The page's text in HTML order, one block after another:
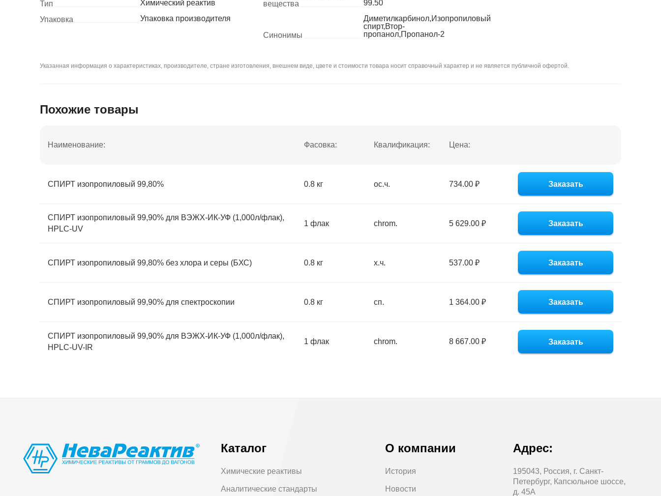
Тип
Химический реактив
Упаковка
Упаковка производителя
вещества
99.50
Синонимы
Диметилкарбинол,Изопропиловый
спирт,Втор-
пропанол,Пропанол-2
Указанная информация о характеристиках, производителе, стране изготовления, внешнем виде, цвете и стоимости товара носит справочный характер и не является публичной офертой.
Похожие товары
Наименование: Фасовка: Квалификация: Цена:
СПИРТ изопропиловый 99,80% 0.8 кг ос.ч. 734.00 ₽ Заказать
СПИРТ изопропиловый 99,90% для ВЭЖХ-ИК-УФ (1,000л/флак),
HPLC-UV
1 флак chrom. 5 629.00 ₽ Заказать
СПИРТ изопропиловый 99,80% без хлора и серы (БХС) 0.8 кг х.ч. 537.00 ₽ Заказать
СПИРТ изопропиловый 99,90% для спектроскопии 0.8 кг сп. 1 364.00 ₽ Заказать
СПИРТ изопропиловый 99,90% для ВЭЖХ-ИК-УФ (1,000л/флак),
HPLC-UV-IR
1 флак chrom. 8 667.00 ₽ Заказать
Каталог
Химические реактивы
Аналитические стандарты
О компании
История
Новости
Адрес:
195043, Россия, г. Санкт-
Петербург, Капсюльное шоссе,
д. 45А